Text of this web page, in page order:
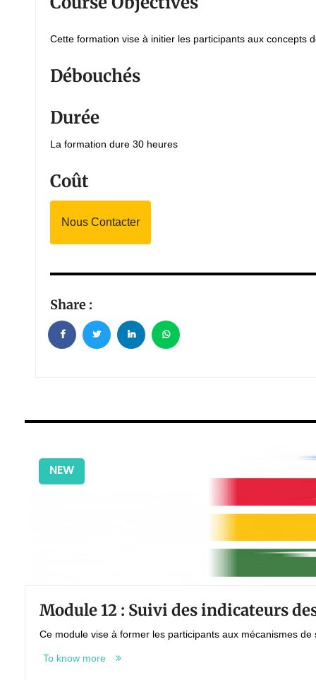
Cette formation vise à initier les participants aux concepts
Débouchés
Durée
La formation dure 30 heures
Coût
Nous Contacter
Share :
Module 12 : Suivi des indicateurs
NEW
Ce module vise à former les participants aux mécanismes
To know more